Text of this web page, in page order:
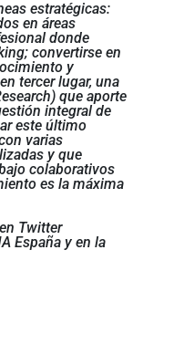
estratégicas:
en áreas
donde
convertirse en
y
tercer lugar, una
que aporte
integral de
este último
varias
y que
colaborativos
es la máxima
Twitter
España y en la